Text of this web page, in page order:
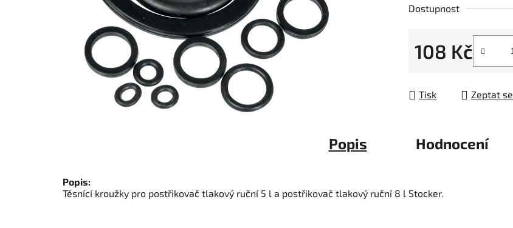
0,0
Dostupnost
108 Kč
Tisk Zeptat se
Popis Hodnocení
Popis:
Těsnící kroužky pro postřikovač tlakový ruční 5 l a postřikovač tlakový ruční 8 l Stocker.